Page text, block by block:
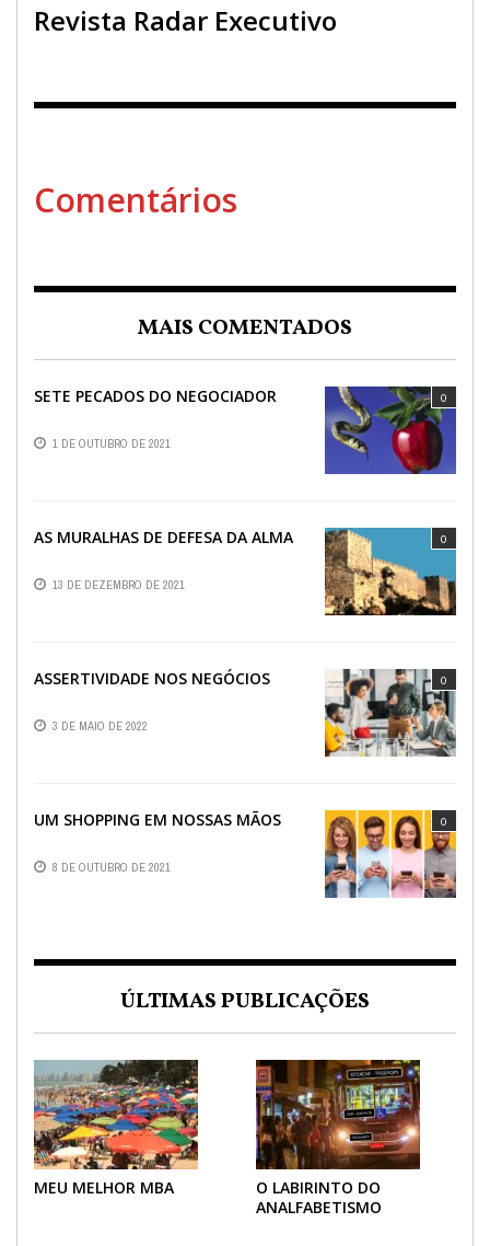
Revista Radar Executivo
Comentários
MAIS COMENTADOS
0
SETE PECADOS DO NEGOCIADOR
1 DE OUTUBRO DE 2021
0
AS MURALHAS DE DEFESA DA ALMA
13 DE DEZEMBRO DE 2021
0
ASSERTIVIDADE NOS NEGÓCIOS
3 DE MAIO DE 2022
0
UM SHOPPING EM NOSSAS MÃOS
8 DE OUTUBRO DE 2021
ÚLTIMAS PUBLICAÇÕES
MEU MELHOR MBA
O LABIRINTO DO
ANALFABETISMO